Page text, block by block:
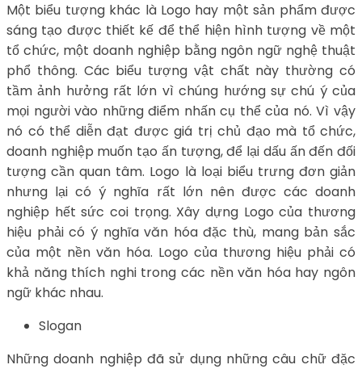
Một biểu tượng khác là Logo hay một sản phẩm được
sáng tạo được thiết kế để thể hiện hình tượng về một
tổ chức, một doanh nghiệp bằng ngôn ngữ nghệ thuật
phổ thông. Các biểu tượng vật chất này thường có
tầm ảnh hưởng rất lớn vì chúng hướng sự chú ý của
mọi người vào những điểm nhấn cụ thể của nó. Vì vậy
nó có thể diễn đạt được giá trị chủ đạo mà tổ chức,
doanh nghiệp muốn tạo ấn tượng, để lại dấu ấn đến đối
tượng cần quan tâm. Logo là loại biểu trưng đơn giản
nhưng lại có ý nghĩa rất lớn nên được các doanh
nghiệp hết sức coi trọng. Xây dựng Logo của thương
hiệu phải có ý nghĩa văn hóa đặc thù, mang bản sắc
của một nền văn hóa. Logo của thương hiệu phải có
khả năng thích nghi trong các nền văn hóa hay ngôn
ngữ khác nhau.
Slogan
Những doanh nghiệp đã sử dụng những câu chữ đặc